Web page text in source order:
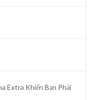
Extra Khiến Bạn Phải